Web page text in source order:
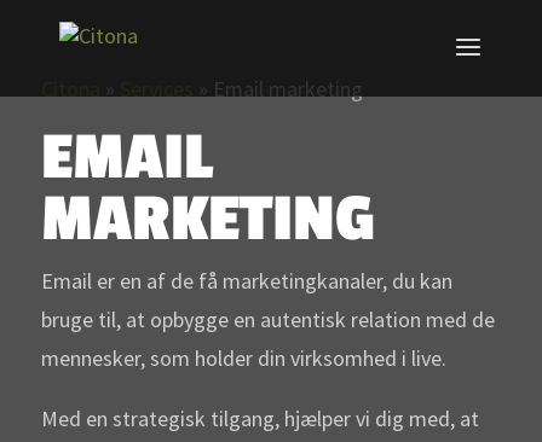
» » Email marketing
EMAIL
MARKETING
Email er en af de få marketingkanaler, du kan
bruge til, at opbygge en autentisk relation med de
mennesker, som holder din virksomhed i live.
Med en strategisk tilgang, hjælper vi dig med, at